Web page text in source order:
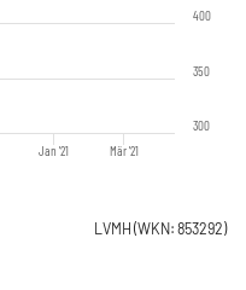
Jan '21 Mär '21
300
350
400
LVMH (WKN: 853292)